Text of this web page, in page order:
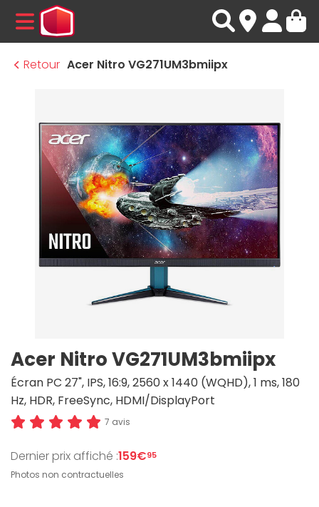
MENU
Retour Acer Nitro VG271UM3bmiipx
Acer Nitro VG271UM3bmiipx
Écran PC 27", IPS, 16:9, 2560 x 1440 (WQHD), 1 ms, 180
Hz, HDR, FreeSync, HDMI/DisplayPort
7 avis
Dernier prix affiché :159€95
Photos non contractuelles